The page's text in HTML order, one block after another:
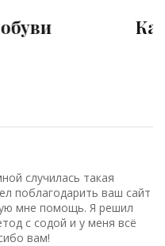
16:32
от налета,
случилась такая
поблагодарить ваш сайт
мне помощь. Я решил
с содой и у меня всё
вам!